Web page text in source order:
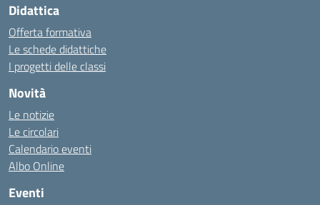
Didattica
Offerta formativa
Le schede didattiche
I progetti delle classi
Novità
Le notizie
Le circolari
Calendario eventi
Albo Online
Eventi